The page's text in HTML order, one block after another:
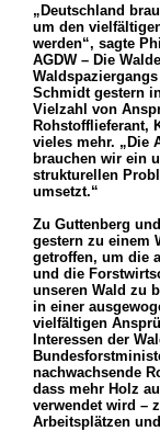
„Deutschland
um den
werden“, sagte
AGDW – Die
Schmidt gestern
Vielzahl von
Rohstofflieferant,
vieles mehr. „Die
brauchen wir ein
strukturellen
umsetzt.“
Zu Guttenberg
gestern zu einem
getroffen, um die
und die
unseren Wald zu
in einer
vielfältigen
Interessen der
nachwachsende
dass mehr Holz
verwendet wird –
Arbeitsplätzen